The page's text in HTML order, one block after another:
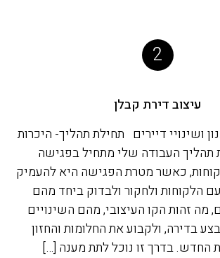
2
עיצוב דירת קבלן
ושינויי דיירים תחילת תהליך- היכרות
תהליך העבודה שלי מתחיל בפגישה
כאשר מטרת הפגישה היא להעמיק
הלקוחות ולחקור ולבדוק ביחד מהם
מה זהות הקו העיצובי, מהם השינויים
בדירה, ולקבוע את החלומות והחזון
החדש. בדרך זו נוכל לתת מענה […]